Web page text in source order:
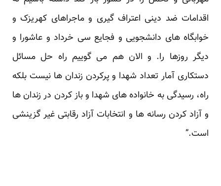
اقدامات ضد دینی اعتراف گیری و ماجراهای کهریزک و
خوابگاه های دانشجویی و فجایع سی خرداد و عاشورا و
دیگر روزها را. و الان هم می گوییم راه حل مسائل
دستکاری آمار تعداد شهدا و پرکردن زندان ها نیست بلکه
راه، رسیدگی به خانواده های شهدا و باز کردن در زندان ها
و آزاد کردن رسانه ها و انتخابات آزاد رقابتی غیر گزینشی
است.”